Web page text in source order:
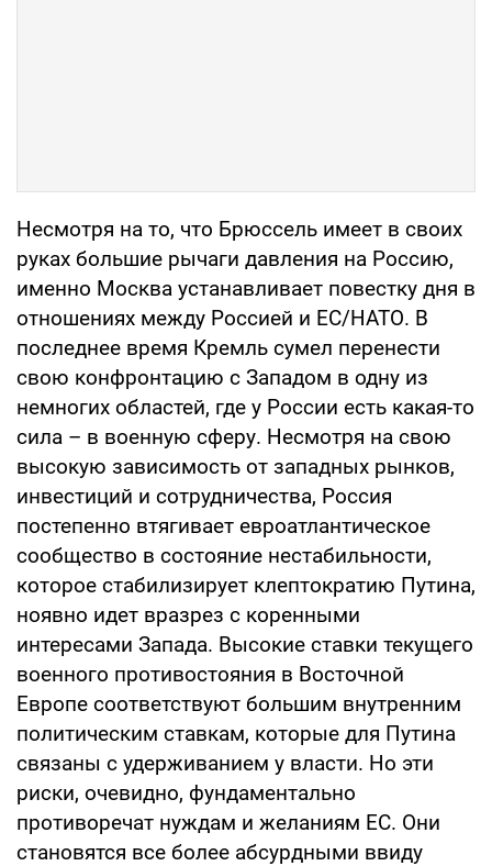
Несмотря на то, что Брюссель имеет в своих
руках большие рычаги давления на Россию,
именно Москва устанавливает повестку дня в
отношениях между Россией и ЕС/НАТО. В
последнее время Кремль сумел перенести
свою конфронтацию с Западом в одну из
немногих областей, где у России есть какая-то
сила – в военную сферу. Несмотря на свою
высокую зависимость от западных рынков,
инвестиций и сотрудничества, Россия
постепенно втягивает евроатлантическое
сообщество в состояние нестабильности,
которое стабилизирует клептократию Путина,
ноявно идет вразрез с коренными
интересами Запада. Высокие ставки текущего
военного противостояния в Восточной
Европе соответствуют большим внутренним
политическим ставкам, которые для Путина
связаны с удерживанием у власти. Но эти
риски, очевидно, фундаментально
противоречат нуждам и желаниям ЕС. Они
становятся все более абсурдными ввиду